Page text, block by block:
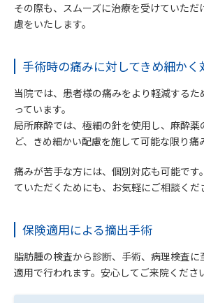
その際も、スムーズに治療を受けていた
慮をいたします。
手術時の痛みに対してきめ細かく
当院では、患者様の痛みをより軽減する
っています。
局所麻酔では、極細の針を使用し、麻酔薬
ど、きめ細かい配慮を施して可能な限り痛
痛みが苦手な方には、個別対応も可能です
ていただくためにも、お気軽にご相談くだ
保険適用による摘出手術
脂肪腫の検査から診断、手術、病理検査に
適用で行われます。安心してご来院くださ